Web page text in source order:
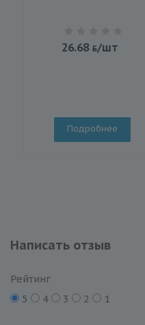
26.68 /шт
Подробнее
Написать отзыв
Рейтинг
5
4 3 2 1